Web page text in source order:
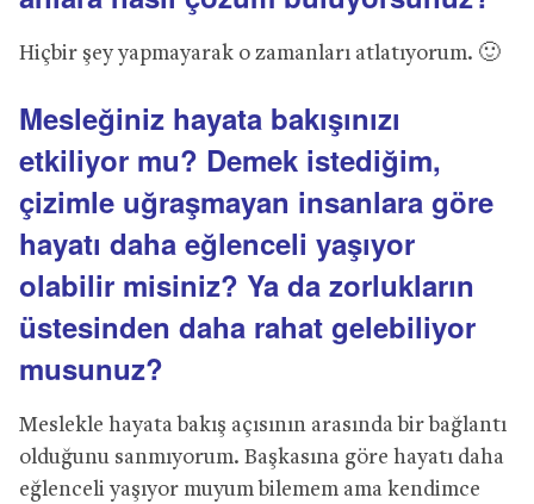
Hiçbir şey yapmayarak o zamanları atlatıyorum. 🙂
Mesleğiniz hayata bakışınızı
etkiliyor mu? Demek istediğim,
çizimle uğraşmayan insanlara göre
hayatı daha eğlenceli yaşıyor
olabilir misiniz? Ya da zorlukların
üstesinden daha rahat gelebiliyor
musunuz?
Meslekle hayata bakış açısının arasında bir bağlantı
olduğunu sanmıyorum. Başkasına göre hayatı daha
eğlenceli yaşıyor muyum bilemem ama kendimce